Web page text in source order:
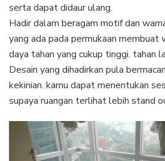
serta dapat didaur ulang.
Hadir dalam beragam motif dan
yang ada pada permukaan membuat
daya tahan yang cukup tinggi. tahan
Desain yang dihadirkan pula
kekinian. kamu dapat menentukan
supaya ruangan terlihat lebih stand